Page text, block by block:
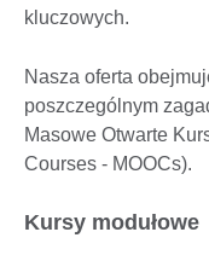
kluczowych.
Nasza oferta
poszczególnym
Masowe Otwarte
Courses - MOOCs).
Kursy modułowe